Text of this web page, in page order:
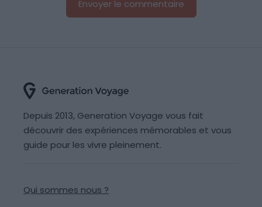
Depuis 2013, Generation Voyage vous fait
découvrir des expériences mémorables et vous
guide pour les vivre pleinement.
Qui sommes nous ?